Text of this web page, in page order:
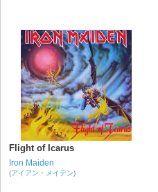
Flight of Icarus
Iron Maiden
(アイアン・メイデン)